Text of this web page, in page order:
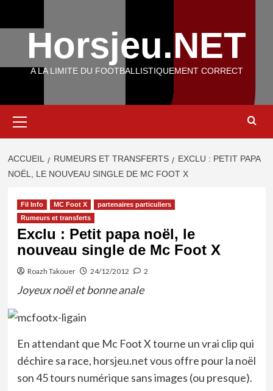
Horsjeu.NET
A LA LIMITE DU FOOTBALLISTIQUEMENT CORRECT
principal
ACCUEIL RUMEURS ET TRANSFERTS
EXCLU : PETIT PAPA
NOËL, LE NOUVEAU SINGLE DE MC FOOT X
Fil Info MC Foot X
partenaires particuliers
Rumeurs et transferts
Exclu : Petit papa noël, le
nouveau single de Mc Foot X
Roazh Takouer 24/12/2012 2
Joyeux noël et bonne anale
En attendant que Mc Foot X tourne un vrai clip qui
déchire sa race, horsjeu.net vous offre pour la noël
son 45 tours numérique sans images (ou presque).